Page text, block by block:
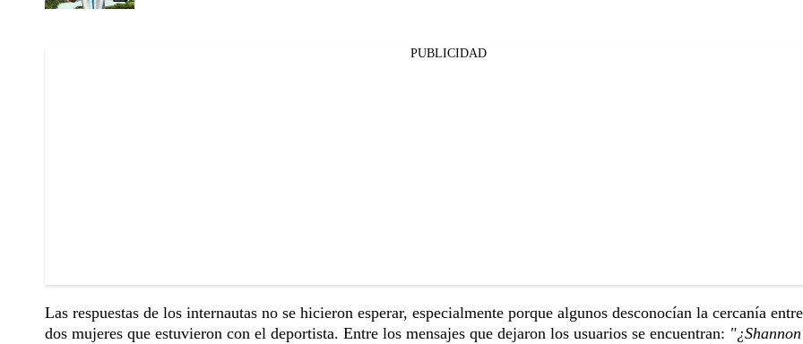
PUBLICIDAD
Las respuestas de los internautas no se hicieron esperar, especialmente porque algunos desconocían la cercanía
dos mujeres que estuvieron con el deportista. Entre los mensajes que dejaron los usuarios se encuentran: